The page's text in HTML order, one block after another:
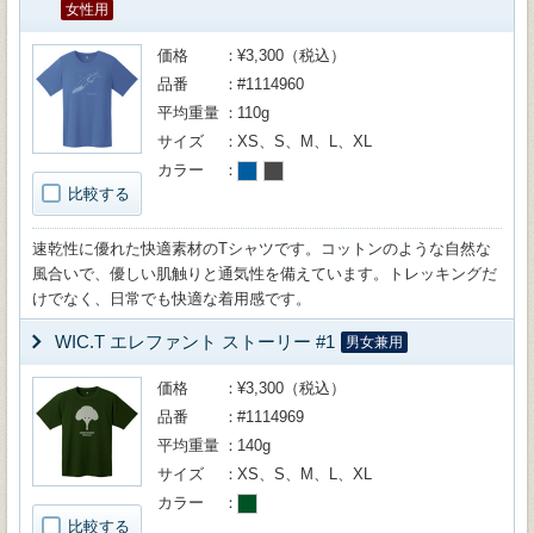
女性用
比較する
価格
¥3,300（税込）
品番
#1114960
平均重量
110g
サイズ
XS、S、M、L、XL
カラー
速乾性に優れた快適素材のTシャツです。コットンのような自然な
風合いで、優しい肌触りと通気性を備えています。トレッキングだ
けでなく、日常でも快適な着用感です。
WIC.T エレファント ストーリー #1 男女兼用
比較する
価格
¥3,300（税込）
品番
#1114969
平均重量
140g
サイズ
XS、S、M、L、XL
カラー